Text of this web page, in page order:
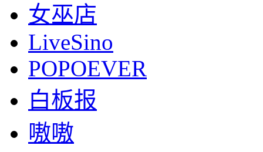
女巫店
LiveSino
POPOEVER
白板报
嗷嗷